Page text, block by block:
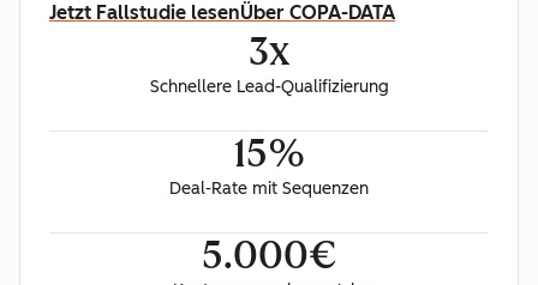
Jetzt Fallstudie lesenÜber COPA-DATA
3x
Schnellere Lead-Qualifizierung
15%
Deal-Rate mit Sequenzen
5.000€